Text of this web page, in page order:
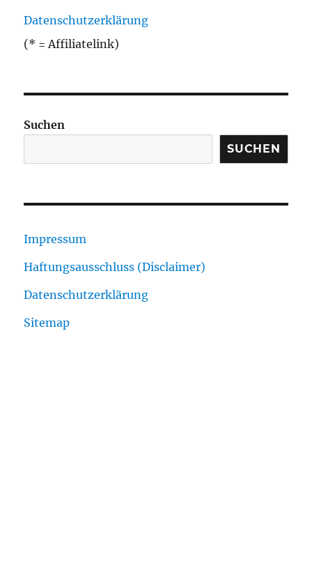
Datenschutzerklärung
(* = Affiliatelink)
Suchen
SUCHEN
Impressum
Haftungsausschluss (Disclaimer)
Datenschutzerklärung
Sitemap